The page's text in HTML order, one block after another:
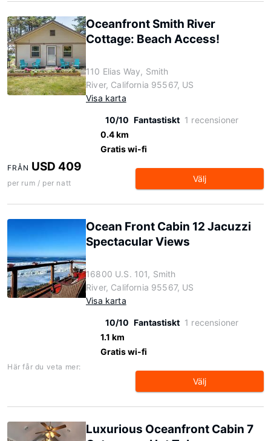
Oceanfront Smith River
Cottage: Beach Access!
110 Elias Way, Smith
River, California 95567, US
Visa karta
10/10 Fantastiskt 1 recensioner
0.4 km
Gratis wi-fi
FRÅN USD 409
per rum / per natt Välj
Ocean Front Cabin 12 Jacuzzi
Spectacular Views
16800 U.S. 101, Smith
River, California 95567, US
Visa karta
10/10 Fantastiskt 1 recensioner
1.1 km
Gratis wi-fi
Här får du veta mer:
Välj
Luxurious Oceanfront Cabin 7